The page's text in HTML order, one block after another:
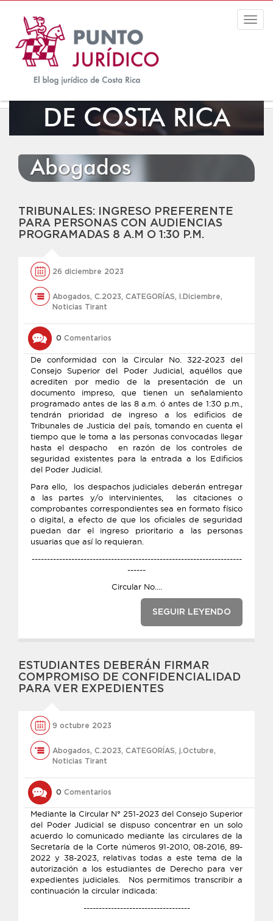
EL BLOG JURÍDICO
DE COSTA RICA
Abogados
TRIBUNALES: INGRESO PREFERENTE
PARA PERSONAS CON AUDIENCIAS
PROGRAMADAS 8 A.M O 1:30 P.M.
26 diciembre 2023
Abogados, C.2023, CATEGORÍAS, l.Diciembre,
Noticias Tirant
0 Comentarios
De conformidad con la Circular No. 322-2023 del
Consejo Superior del Poder Judicial, aquéllos que
acrediten por medio de la presentación de un
documento impreso, que tienen un señalamiento
programado antes de las 8 a.m. ó antes de 1:30 p.m.,
tendrán prioridad de ingreso a los edificios de
Tribunales de Justicia del país, tomando en cuenta el
tiempo que le toma a las personas convocadas llegar
hasta el despacho en razón de los controles de
seguridad existentes para la entrada a los Edificios
del Poder Judicial.
Para ello, los despachos judiciales deberán entregar
a las partes y/o intervinientes, las citaciones o
comprobantes correspondientes sea en formato físico
o digital, a efecto de que los oficiales de seguridad
puedan dar el ingreso prioritario a las personas
usuarias que así lo requieran.
---------------------------------------------------------------------
------
Circular No....
SEGUIR LEYENDO
ESTUDIANTES DEBERÁN FIRMAR
COMPROMISO DE CONFIDENCIALIDAD
PARA VER EXPEDIENTES
9 octubre 2023
Abogados, C.2023, CATEGORÍAS, j.Octubre,
Noticias Tirant
0 Comentarios
Mediante la Circular N° 251-2023 del Consejo Superior
del Poder Judicial se dispuso concentrar en un solo
acuerdo lo comunicado mediante las circulares de la
Secretaría de la Corte números 91-2010, 08-2016, 89-
2022 y 38-2023, relativas todas a este tema de la
autorización a los estudiantes de Derecho para ver
expedientes judiciales. Nos permitimos transcribir a
continuación la circular indicada:
-----------------------------------